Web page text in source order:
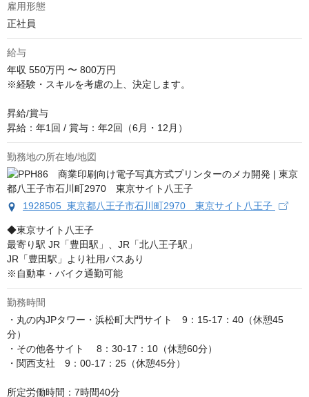
雇用形態
正社員
給与
年収 550万円 〜 800万円
※経験・スキルを考慮の上、決定します。
昇給/賞与
昇給：年1回 / 賞与：年2回（6月・12月）
勤務地の所在地/地図
1928505 東京都八王子市石川町2970 東京サイト八王子
◆東京サイト八王子
最寄り駅 JR「豊田駅」、JR「北八王子駅」
JR「豊田駅」より社用バスあり
※自動車・バイク通勤可能
勤務時間
・丸の内JPタワー・浜松町大門サイト　9：15-17：40（休憩45
分）
・その他各サイト 　8：30-17：10（休憩60分）
・関西支社　9：00-17：25（休憩45分）
所定労働時間：7時間40分